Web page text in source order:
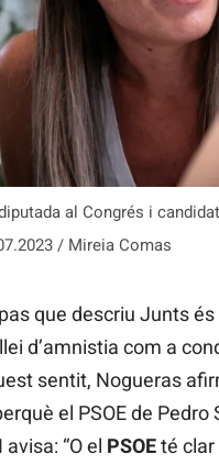
al Congrés i
/ Mireia Comas
que descriu Junts
d’amnistia com a
sentit, Nogueras
el PSOE de
“O el PSOEté clar